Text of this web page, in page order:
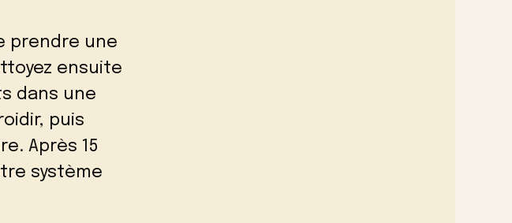
prendre une
ensuite
dans une
puis
Après 15
système